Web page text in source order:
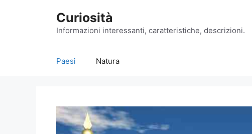
Curiosità
Informazioni interessanti, caratteristiche, descrizioni.
Paesi Natura